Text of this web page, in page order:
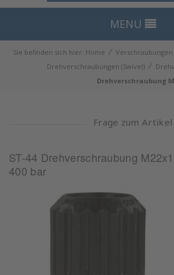
MENU
Sie befinden sich hier: Home ⁄
Drehverschraubungen (Swivel) ⁄
Drehverschraubung
Frage zum Artikel
ST-44 Drehverschraubung
400 bar